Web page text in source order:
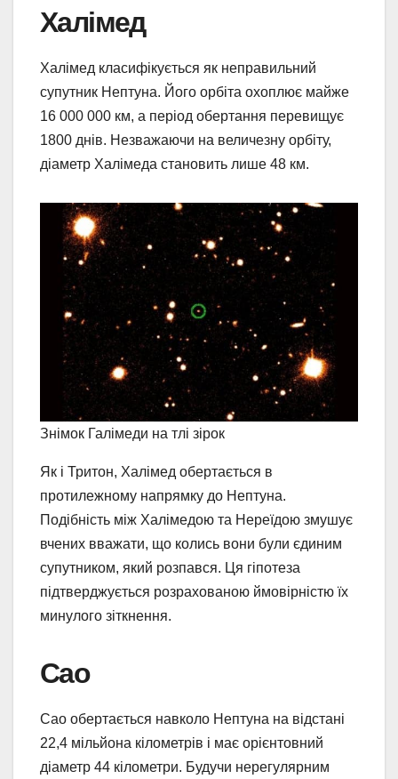
Халімед
Халімед класифікується як неправильний
супутник Нептуна. Його орбіта охоплює майже
16 000 000 км, а період обертання перевищує
1800 днів. Незважаючи на величезну орбіту,
діаметр Халімеда становить лише 48 км.
Знімок Галімеди на тлі зірок
Як і Тритон, Халімед обертається в
протилежному напрямку до Нептуна.
Подібність між Халімедою та Нереїдою змушує
вчених вважати, що колись вони були єдиним
супутником, який розпався. Ця гіпотеза
підтверджується розрахованою ймовірністю їх
минулого зіткнення.
Сао
Сао обертається навколо Нептуна на відстані
22,4 мільйона кілометрів і має орієнтовний
діаметр 44 кілометри. Будучи нерегулярним